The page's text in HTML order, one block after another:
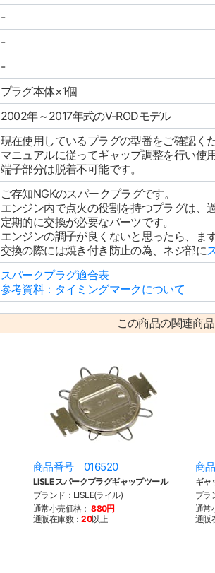
-
-
-
プラグ本体×1個
2002年～2017年式のV-RODモデル
現在使用しているプラグの型番をご確認くだ
マニュアルに従ってギャップ調整を行い使
端子部分は脱着不可能です。
ご存知NGKのスパークプラグです。
エンジン内で点火の役割を持つプラグは、
定期的に交換が必要なパーツです。
エンジンの調子が良くないと思ったら、ま
交換の際には焼き付き防止の為、ネジ部に
スパークプラグ適合表
参考資料：タイミングマークについて
この商品の関連商品
商品番号 016520
LISLE スパークプラグギャップツール
ブランド：LISLE(ライル)
通常小売価格： 880円
通販在庫数：20以上
商
ギャ
ブラ
通常
通販